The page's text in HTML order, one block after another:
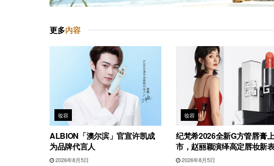
更多内容
妆容
ALBION「澳尔滨」官宣许凯成
为品牌代言人
2026年8月5日
妆容
纪梵希2026全新G方管唇膏
市，赵丽颖演绎高定唇妆新
2026年8月5日